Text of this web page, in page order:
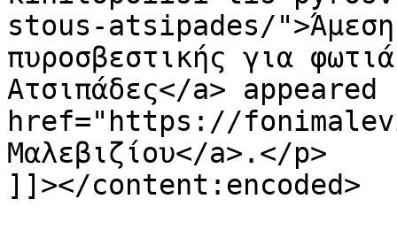
stous-atsipades/">Άμεση
πυροσβεστικής για
Ατσιπάδες</a>
href="https://
Μαλεβιζίου</a>.</p>
]]></content:encoded>